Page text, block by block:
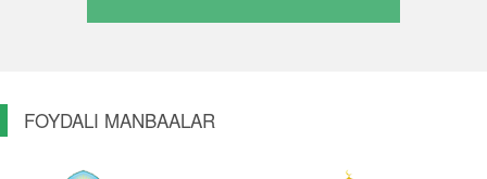
FOYDALI MANBAALAR